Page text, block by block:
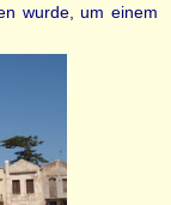
wurde, um einem